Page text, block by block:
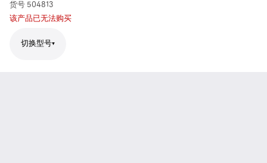
货号 504813
该产品已无法购买
切换型号